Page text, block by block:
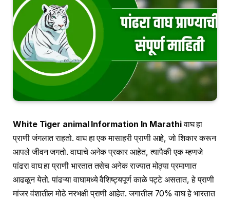
White Tiger animal Information In Marathiवाघ हा
प्राणी जंगलात राहतो. वाघ हा एक मासाहरी प्राणी आहे, जो शिकार करून
आपले जीवन जगतो. वाघाचे अनेक प्रकार आहेत, त्यापैकी एक म्हणजे
पांढरा वाघ हा प्राणी भारतात तसेच अनेक राज्यात मोठ्या प्रमाणात
आढळून येतो. पांढऱ्या वाघामध्ये वैशिष्ट्यपूर्ण काळे पट्टे असतात, हे प्राणी
मांजर वंशातील मोठे नरभक्षी प्राणी आहेत. जगातील 70% वाघ हे भारतात